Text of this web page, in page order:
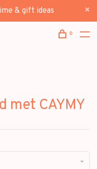
& gift ideas
0
met CAYMY